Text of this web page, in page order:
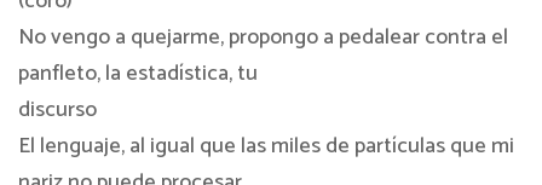
No vengo a quejarme, propongo a pedalear contra el
panfleto, la estadística, tu
discurso
El lenguaje, al igual que las miles de partículas que mi